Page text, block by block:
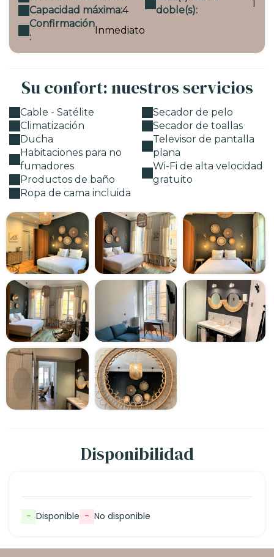
Capacidad máxima:4
Confirmación
:
Inmediato
doble(s):
1
Su confort: nuestros servicios
Cable - Satélite
Climatización
Ducha
Habitaciones para no
fumadores
Productos de baño
Ropa de cama incluida
Secador de pelo
Secador de toallas
Televisor de pantalla
plana
Wi-Fi de alta velocidad
gratuito
Disponibilidad
- Disponible - No disponible